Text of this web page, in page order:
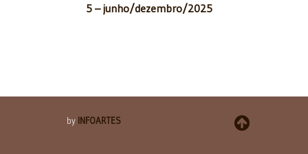
5 – junho/dezembro/2025
by INFOARTES